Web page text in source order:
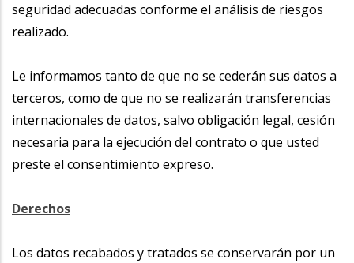
seguridad adecuadas conforme el análisis de riesgos
realizado.
Le informamos tanto de que no se cederán sus datos a
terceros, como de que no se realizarán transferencias
internacionales de datos, salvo obligación legal, cesión
necesaria para la ejecución del contrato o que usted
preste el consentimiento expreso.
Derechos
Los datos recabados y tratados se conservarán por un